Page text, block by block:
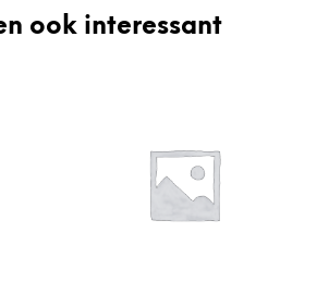
ook interessant